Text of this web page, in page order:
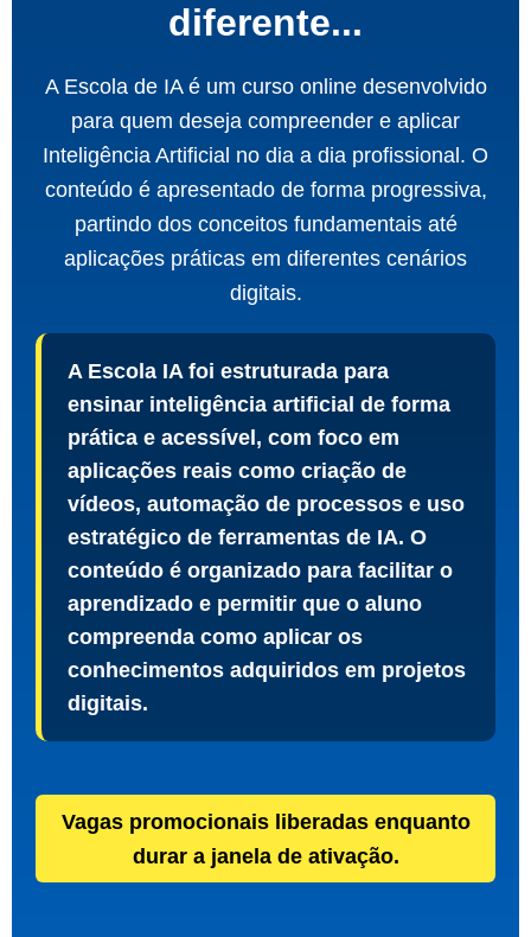
diferente...
A Escola de IA é um curso online desenvolvido
para quem deseja compreender e aplicar
Inteligência Artificial no dia a dia profissional. O
conteúdo é apresentado de forma progressiva,
partindo dos conceitos fundamentais até
aplicações práticas em diferentes cenários
digitais.
A Escola IA foi estruturada para
ensinar inteligência artificial de forma
prática e acessível, com foco em
aplicações reais como criação de
vídeos, automação de processos e uso
estratégico de ferramentas de IA. O
conteúdo é organizado para facilitar o
aprendizado e permitir que o aluno
compreenda como aplicar os
conhecimentos adquiridos em projetos
digitais.
Vagas promocionais liberadas enquanto
durar a janela de ativação.